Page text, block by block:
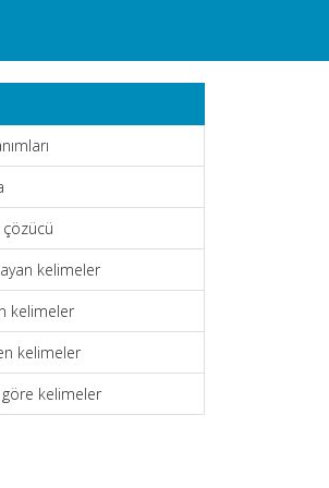
kelimeler
kelimeler
kelimeler
kelimeler